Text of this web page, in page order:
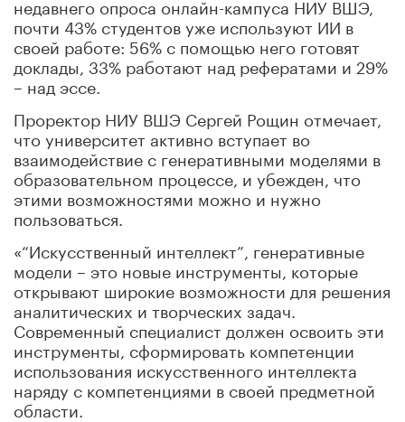
недавнего опроса онлайн-кампуса НИУ ВШЭ,
почти 43% студентов уже используют ИИ в
своей работе: 56% с помощью него готовят
доклады, 33% работают над рефератами и 29%
– над эссе.
Проректор НИУ ВШЭ Сергей Рощин отмечает,
что университет активно вступает во
взаимодействие с генеративными моделями в
образовательном процессе, и убежден, что
этими возможностями можно и нужно
пользоваться.
«“Искусственный интеллект”, генеративные
модели – это новые инструменты, которые
открывают широкие возможности для решения
аналитических и творческих задач.
Современный специалист должен освоить эти
инструменты, сформировать компетенции
использования искусственного интеллекта
наряду с компетенциями в своей предметной
области.